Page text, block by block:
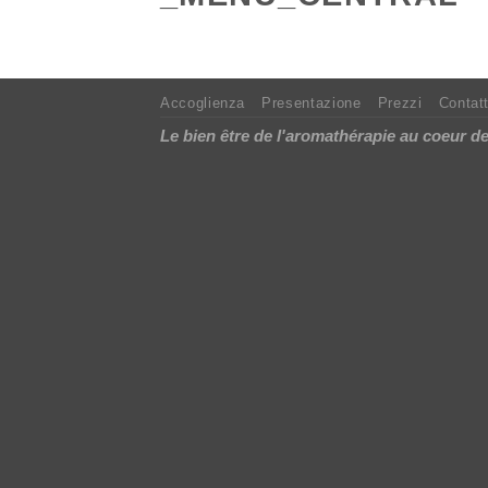
Accoglienza Presentazione Prezzi
Le bien être de l'aromathérapie au coeur